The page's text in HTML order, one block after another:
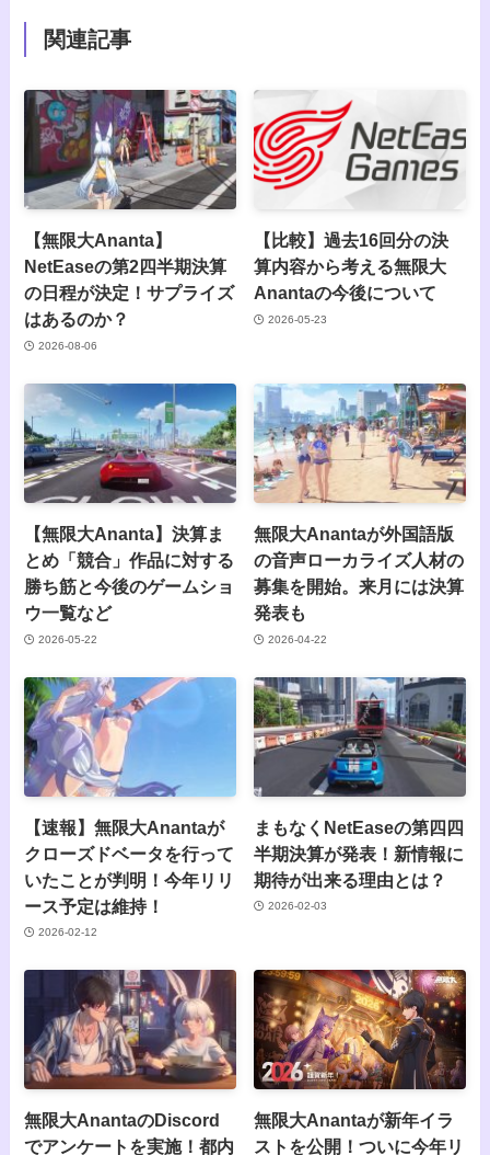
関連記事
【無限大Ananta】
NetEaseの第2四半期決算
の日程が決定！サプライズ
はあるのか？
2026-08-06
【比較】過去16回分の決
算内容から考える無限大
Anantaの今後について
2026-05-23
【無限大Ananta】決算ま
とめ「競合」作品に対する
勝ち筋と今後のゲームショ
ウ一覧など
2026-05-22
無限大Anantaが外国語版
の音声ローカライズ人材の
募集を開始。来月には決算
発表も
2026-04-22
【速報】無限大Anantaが
クローズドベータを行って
いたことが判明！今年リリ
ース予定は維持！
2026-02-12
まもなくNetEaseの第四四
半期決算が発表！新情報に
期待が出来る理由とは？
2026-02-03
無限大AnantaのDiscord
でアンケートを実施！都内
無限大Anantaが新年イラ
ストを公開！ついに今年リ